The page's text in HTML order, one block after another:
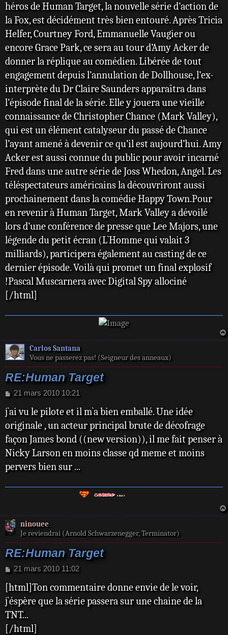
héros de Human Target, la nouvelle série d’action de
la Fox, est décidément très bien entouré. Après Tricia
Helfer, Courtney Ford, Emmanuelle Vaugier ou
encore Grace Park, ce sera au tour d’Amy Acker de
donner la réplique au comédien. Libérée de tout
engagement depuis l’annulation de Dollhouse, l’ex-
interprète du Dr Claire Saunders apparaîtra dans
l’épisode final de la série. Elle y jouera une vieille
connaissance de Christopher Chance (Mark Valley),
qui est un élément catalyseur du passé de Chance
l’ayant amené à devenir ce qu’il est aujourd’hui. Amy
Acker est aussi connue du public pour avoir incarné
Fred dans une autre série de Joss Whedon, Angel. Les
téléspectateurs américains la découvriront aussi
prochainement dans la comédie Happy Town.Pour
en revenir à Human Target, Mark Valley a dévoilé
lors d’une conférence de presse que Lee Majors, une
légende du petit écran (L`Homme qui valait 3
milliards), participera également au casting de ce
dernier épisode. Voilà qui promet un final explosif
!Pascal Muscarnera avec Digital Spy allociné
[/html]
Carlos Santana
Vous ne passerez pas! (Seigneur des anneaux)
RE:Human Target
M
s
s
a
g
e
21 mars 2010 10:21
j`ai vu le pilote et il m`a bien emballé. Une idée
originale , un acteur principal brute de décofrage
façon James bond ((new version)), il me fait penser à
Nicky Larson en moins classe qd meme et moins
pervers bien sur ...
ninouee
Je reviendrai (Arnold Schwarzenegger, Terminator)
RE:Human Target
M
s
s
a
g
e
21 mars 2010 11:02
[html]Ton commentaire donne envie de le voir,
j`éspère que la série passera sur une chaine de la
TNT...
[/html]